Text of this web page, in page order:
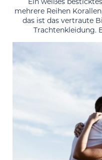
mehrere Reihen
das ist das vertraute
Trachtenkleidung.